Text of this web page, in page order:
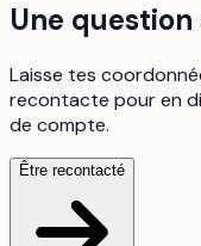
Une
Laisse tes
recontacte pour en
de compte.
Être recontacté